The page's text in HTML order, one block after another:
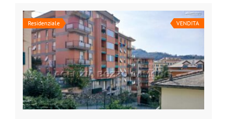
Residenziale VENDITA